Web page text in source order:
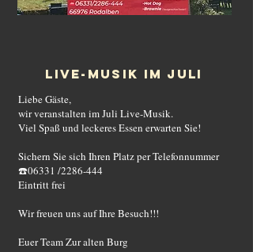
LIVE-MUSIK IM JULI
Liebe Gäste,
wir veranstalten im Juli Live-Musik.
Viel Spaß und leckeres Essen erwarten Sie!
Sichern Sie sich Ihren Platz per Telefonnummer
☎️06331 /2286-444
Eintritt frei
Wir freuen uns auf Ihre Besuch!!!
Euer Team Zur alten Burg